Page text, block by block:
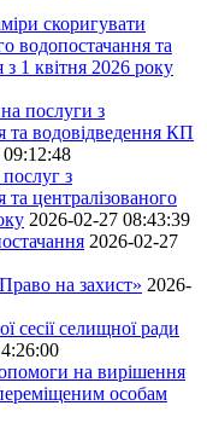
скоригувати
водопостачання та
з 1 квітня 2026 року
послуги з
та водовідведення КП
з
та централізованого
2026-02-27 08:43:39
2026-02-27
на захист» 2026-
сесії селищної ради
на вирішення
особам